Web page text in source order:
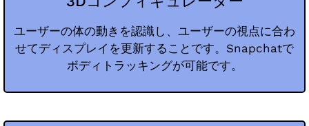
ユーザーの体の動きを認識し、ユーザーの視点に合わ
せてディスプレイを更新することです。Snapchatで
ボディトラッキングが可能です。